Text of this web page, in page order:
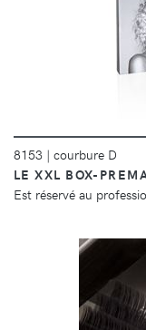
8153 | courbure D
LE XXL BOX-
Est réservé au